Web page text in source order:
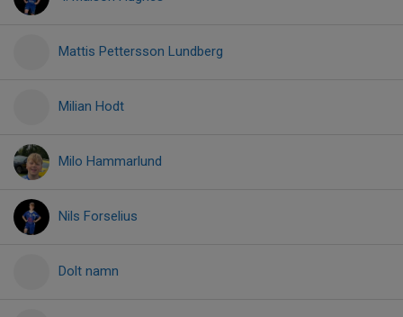
Mattis Pettersson Lundberg
Milian Hodt
Milo Hammarlund
Nils Forselius
Dolt namn